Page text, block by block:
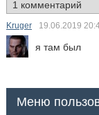
Kruger 19.06.2019
я там был
Меню